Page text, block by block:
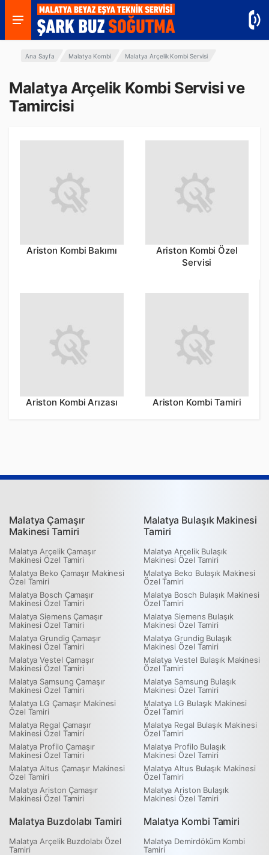
Ana Sayfa Malatya Kombi Malatya Arçelik Kombi Servisi
Malatya Arçelik Kombi Servisi ve
Tamircisi
Ariston Kombi Bakımı
Ariston Kombi Özel
Servisi
Ariston Kombi Arızası Ariston Kombi Tamiri
Malatya Çamaşır
Makinesi Tamiri
Malatya Arçelik Çamaşır
Makinesi Özel Tamiri
Malatya Beko Çamaşır Makinesi
Özel Tamiri
Malatya Bosch Çamaşır
Makinesi Özel Tamiri
Malatya Siemens Çamaşır
Makinesi Özel Tamiri
Malatya Grundig Çamaşır
Makinesi Özel Tamiri
Malatya Vestel Çamaşır
Makinesi Özel Tamiri
Malatya Samsung Çamaşır
Makinesi Özel Tamiri
Malatya LG Çamaşır Makinesi
Özel Tamiri
Malatya Regal Çamaşır
Makinesi Özel Tamiri
Malatya Profilo Çamaşır
Makinesi Özel Tamiri
Malatya Altus Çamaşır Makinesi
Özel Tamiri
Malatya Ariston Çamaşır
Makinesi Özel Tamiri
Malatya Bulaşık Makinesi
Tamiri
Malatya Arçelik Bulaşık
Makinesi Özel Tamiri
Malatya Beko Bulaşık Makinesi
Özel Tamiri
Malatya Bosch Bulaşık Makinesi
Özel Tamiri
Malatya Siemens Bulaşık
Makinesi Özel Tamiri
Malatya Grundig Bulaşık
Makinesi Özel Tamiri
Malatya Vestel Bulaşık Makinesi
Özel Tamiri
Malatya Samsung Bulaşık
Makinesi Özel Tamiri
Malatya LG Bulaşık Makinesi
Özel Tamiri
Malatya Regal Bulaşık Makinesi
Özel Tamiri
Malatya Profilo Bulaşık
Makinesi Özel Tamiri
Malatya Altus Bulaşık Makinesi
Özel Tamiri
Malatya Ariston Bulaşık
Makinesi Özel Tamiri
Malatya Buzdolabı Tamiri
Malatya Arçelik Buzdolabı Özel
Tamiri
Malatya Kombi Tamiri
Malatya Demirdöküm Kombi
Tamiri